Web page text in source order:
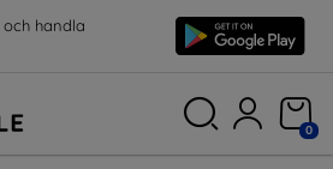
och handla
0